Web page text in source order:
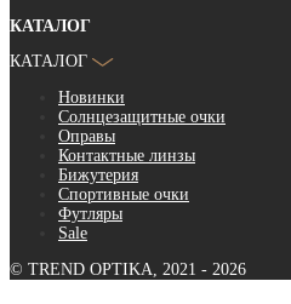
КАТАЛОГ
КАТАЛОГ
Новинки
Солнцезащитные очки
Оправы
Контактные линзы
Бижутерия
Спортивные очки
Футляры
Sale
© TREND OPTIKA, 2021 - 2026